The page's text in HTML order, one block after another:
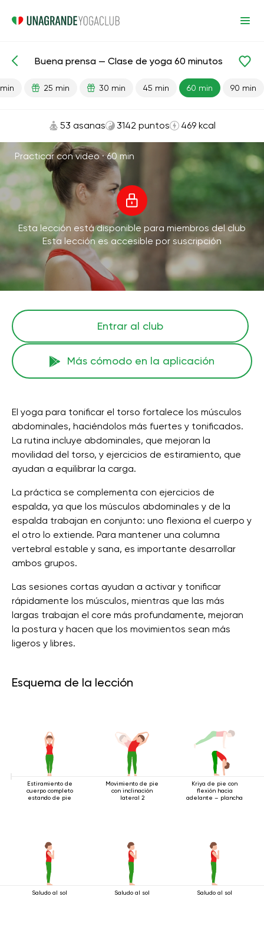
Lecciones preparadas Prensa
Buena prensa — Clase de yoga 60 minutos
25 min 30 min 45 min 60 min 90 min
53 asanas 3142 puntos 469 kcal
Practicar con video ·60 min
Esta lección está disponible para miembros del club
Esta lección es accesible por suscripción
Entrar al club
Más cómodo en la aplicación
El yoga para tonificar el torso fortalece los músculos
abdominales, haciéndolos más fuertes y tonificados.
La rutina incluye abdominales, que mejoran la
movilidad del torso, y ejercicios de estiramiento, que
ayudan a equilibrar la carga.
La práctica se complementa con ejercicios de
espalda, ya que los músculos abdominales y de la
espalda trabajan en conjunto: uno flexiona el cuerpo y
el otro lo extiende. Para mantener una columna
vertebral estable y sana, es importante desarrollar
ambos grupos.
Las sesiones cortas ayudan a activar y tonificar
rápidamente los músculos, mientras que las más
largas trabajan el core más profundamente, mejoran
la postura y hacen que los movimientos sean más
ligeros y libres.
Esquema de la lección
Estiramiento de
cuerpo completo
estando de pie
Movimiento de pie
con inclinación
lateral 2
Kriya de pie con
flexión hacia
adelante – plancha
Saludo al sol Saludo al sol Saludo al sol